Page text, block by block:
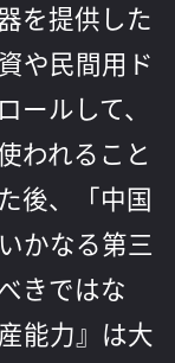
を提供した
や民間用ド
ールして、
われること
後、「中国
かなる第三
きではな
能力』は大